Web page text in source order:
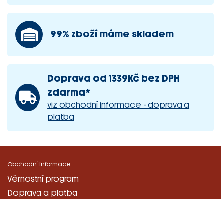
99% zboží máme skladem
Doprava od 1339Kč bez DPH
zdarma*
viz obchodní informace - doprava a
platba
Obchodní informace
Věrnostní program
Doprava a platba